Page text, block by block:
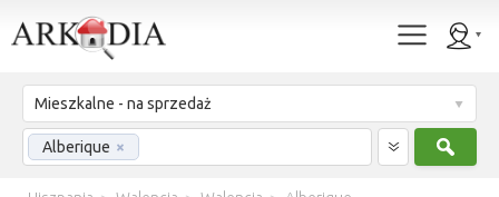
Mieszkalne - na sprzedaż
Alberique ×